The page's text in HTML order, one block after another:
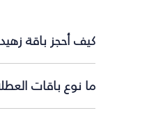
كيف أحجز باقة
ما نوع باقات